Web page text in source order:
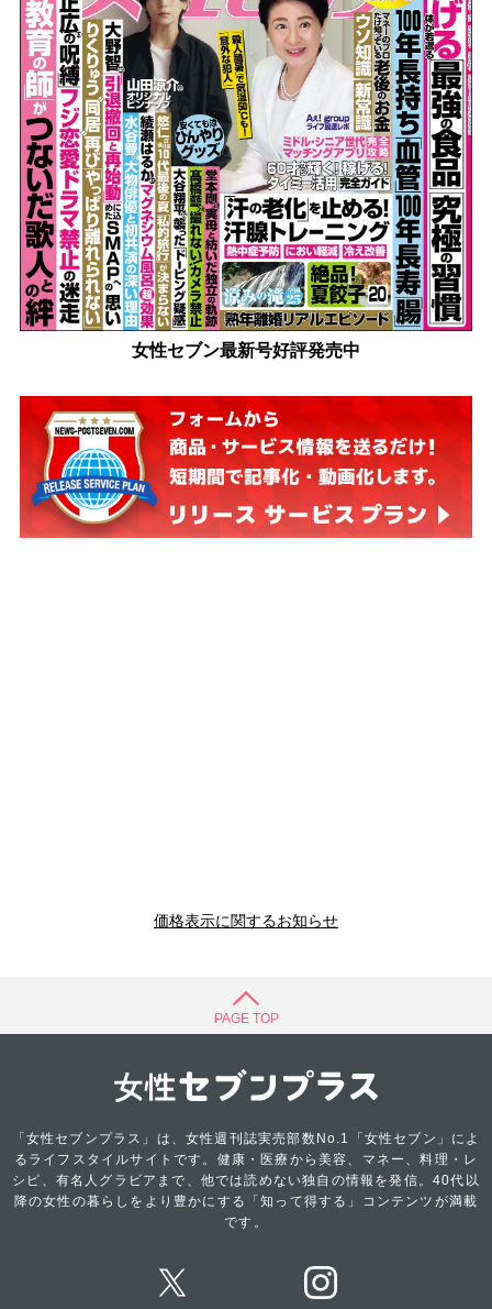
女性セブン最新号好評発売中
価格表示に関するお知らせ
PAGE TOP
「女性セブンプラス」は、女性週刊誌実売部数No.1「女性セブン」によ
るライフスタイルサイトです。健康・医療から美容、マネー、料理・レ
シピ、有名人グラビアまで、他では読めない独自の情報を発信。40代以
降の女性の暮らしをより豊かにする「知って得する」コンテンツが満載
です。